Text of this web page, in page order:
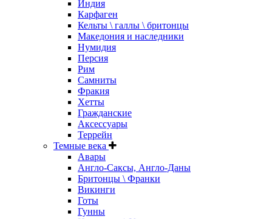
Индия
Карфаген
Кельты \ галлы \ бритонцы
Македония и наследники
Нумидия
Персия
Рим
Самниты
Фракия
Хетты
Гражданские
Аксессуары
Террейн
Темные века
Авары
Англо-Саксы, Англо-Даны
Бритонцы \ Франки
Викинги
Готы
Гунны